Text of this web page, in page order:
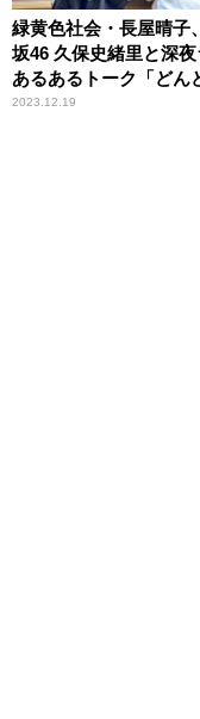
緑黄色社会・長屋晴子
坂46 久保史緒里と深夜
あるあるトーク「どん
通点が！」
2023.12.19